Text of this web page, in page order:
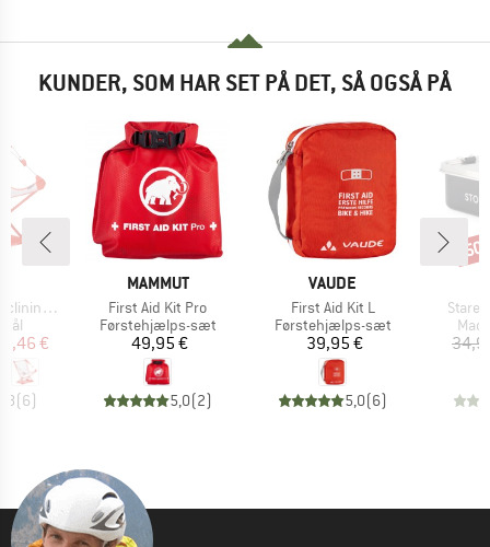
KUNDER, SOM HAR SET PÅ DET, SÅ OGSÅ PÅ
Chair
pris
€
(6)
MÆRKE
MAMMUT
Artikel
First Aid Kit Pro
Produktgruppe
Førstehjælps-sæt
Pris
49,95 €
5,0(2)
MÆRKE
VAUDE
Artikel
First Aid Kit L
Produktgruppe
Førstehjælps-sæt
Pris
39,95 €
5,0(6)
Artikel